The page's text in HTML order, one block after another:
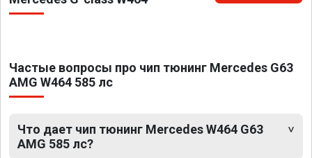
Частые вопросы про чип тюнинг Mercedes G63
AMG W464 585 лс
Что дает чип тюнинг Mercedes W464 G63
AMG 585 лс?